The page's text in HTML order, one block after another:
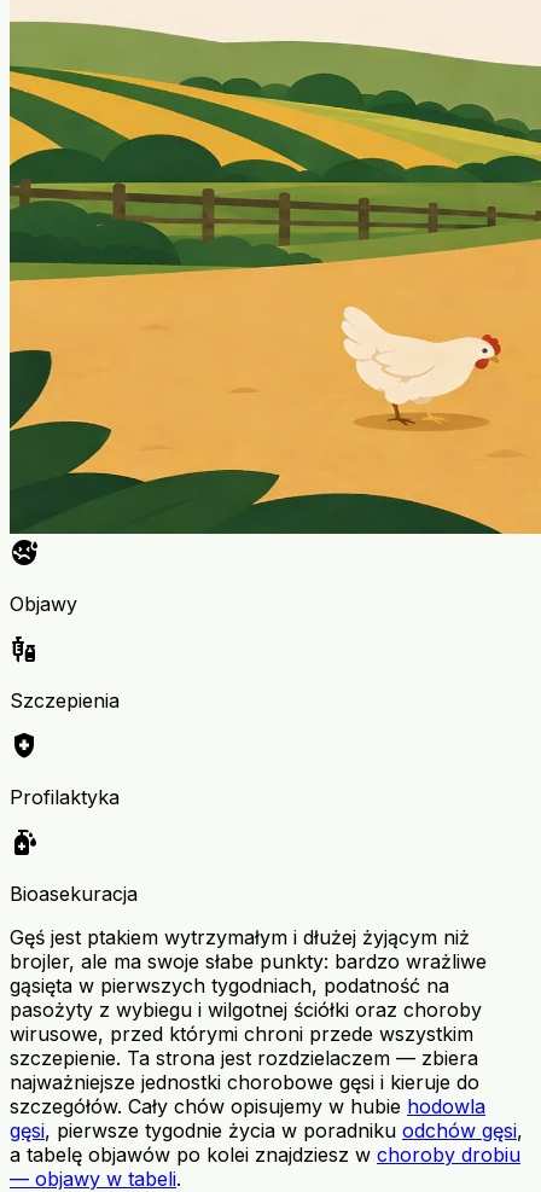
sick
Objawy
vaccines
Szczepienia
health_and_safety
Profilaktyka
sanitizer
Bioasekuracja
Gęś jest ptakiem wytrzymałym i dłużej żyjącym niż
brojler, ale ma swoje słabe punkty: bardzo wrażliwe
gąsięta w pierwszych tygodniach, podatność na
pasożyty z wybiegu i wilgotnej ściółki oraz choroby
wirusowe, przed którymi chroni przede wszystkim
szczepienie. Ta strona jest rozdzielaczem — zbiera
najważniejsze jednostki chorobowe gęsi i kieruje do
szczegółów. Cały chów opisujemy w hubie hodowla
gęsi, pierwsze tygodnie życia w poradniku odchów gęsi,
a tabelę objawów po kolei znajdziesz w choroby drobiu
— objawy w tabeli.